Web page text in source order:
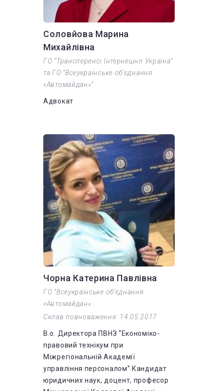
Соловйова Марина
Михайлівна
ГО “Трансперенсі Інтернешнл Україна”
та ГО “Всеукраїнське об’єднання
«Автомайдан»"
Адвокат
Чорна Катерина Павлівна
ГО “Всеукраїнське об’єднання
«Автомайдан»
Склав повноваження: 14.05.2017
В.о. Директора ПВНЗ “Економіко-
правовий технікум при
Міжрегіональній Академії
управління персоналом” Кандидат
юридичних наук, доцент, професор